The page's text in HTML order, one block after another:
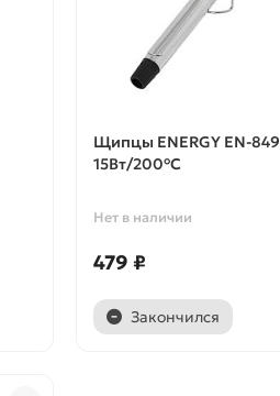
Щипцы ENERGY EN-849
15Вт/200°С
Нет в наличии
479 ₽
Закончился